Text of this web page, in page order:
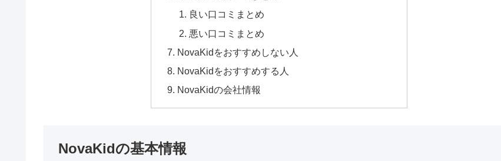
良い口コミまとめ
悪い口コミまとめ
NovaKidをおすすめしない人
NovaKidをおすすめする人
NovaKidの会社情報
NovaKidの基本情報